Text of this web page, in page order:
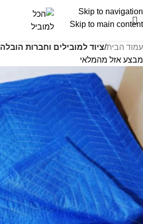
Skip to navigation
Skip to main content
עמוד הבית ציוד למובילים וחברות הובלה
מבצע אזל מהמלאי